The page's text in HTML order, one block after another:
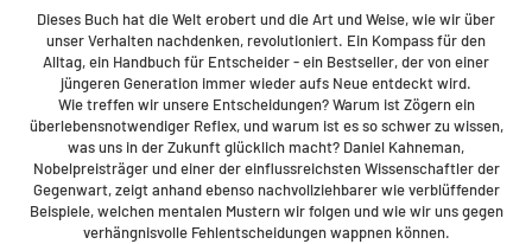
Dieses Buch hat die Welt erobert und die Art und Weise, wie wir über
unser Verhalten nachdenken, revolutioniert. Ein Kompass für den
Alltag, ein Handbuch für Entscheider - ein Bestseller, der von einer
jüngeren Generation immer wieder aufs Neue entdeckt wird.
Wie treffen wir unsere Entscheidungen? Warum ist Zögern ein
überlebensnotwendiger Reflex, und warum ist es so schwer zu wissen,
was uns in der Zukunft glücklich macht? Daniel Kahneman,
Nobelpreisträger und einer der einflussreichsten Wissenschaftler der
Gegenwart, zeigt anhand ebenso nachvollziehbarer wie verblüffender
Beispiele, welchen mentalen Mustern wir folgen und wie wir uns gegen
verhängnisvolle Fehlentscheidungen wappnen können.